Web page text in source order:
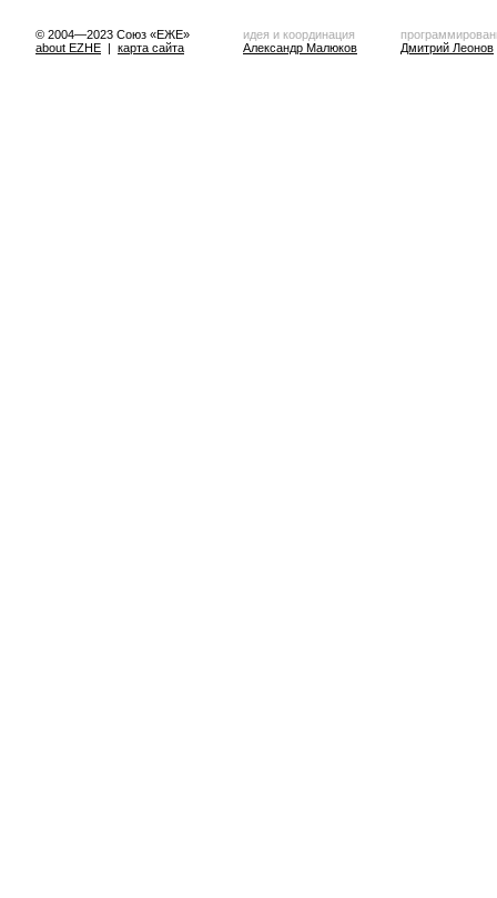
© 2004—2023 Союз «ЕЖЕ»
about EZHE | карта сайта
идея и координация
Александр Малюков
Дмитрий Леонов